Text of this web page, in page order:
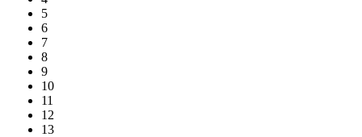
5
6
7
8
9
10
11
12
13